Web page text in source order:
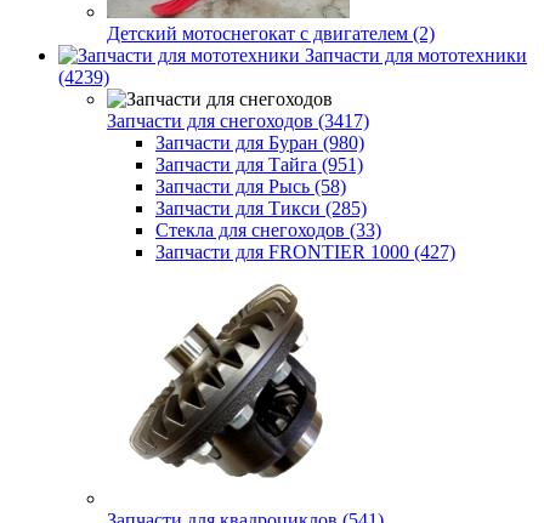
Детский мотоснегокат с двигателем (2)
Запчасти для мототехники
(4239)
Запчасти для снегоходов (3417)
Запчасти для Буран (980)
Запчасти для Тайга (951)
Запчасти для Рысь (58)
Запчасти для Тикси (285)
Стекла для снегоходов (33)
Запчасти для FRONTIER 1000 (427)